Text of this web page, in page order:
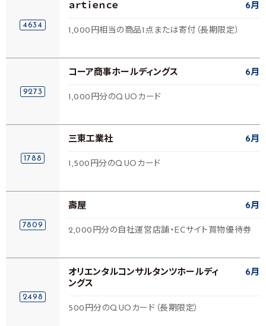
4634
ａｒｔｉｅｎｃｅ 6月
1,000円相当の商品1点または寄付（長期限定）
9273
コーア商事ホールディングス 6月
1,000円分のQUOカード
1788
三東工業社 6月
1,500円分のQUOカード
7809
壽屋 6月
2,000円分の自社運営店舗・ECサイト買物優待券
2498
オリエンタルコンサルタンツホールディ
ングス
6月
500円分のQUOカード（長期限定）